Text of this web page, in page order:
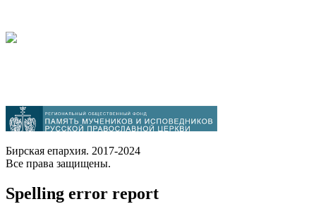
Бирская епархия. 2017-2024
Все права защищены.
Spelling error report